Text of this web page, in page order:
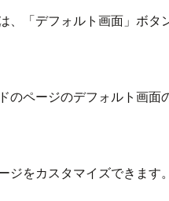
「デフォルト画面」ボタ
ページのデフォルト画面
をカスタマイズできます。